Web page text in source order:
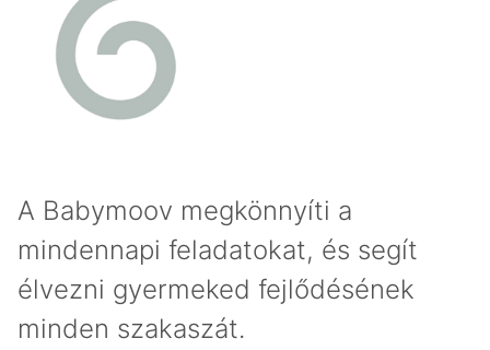
A Babymoov megkönnyíti a
mindennapi feladatokat, és segít
élvezni gyermeked fejlődésének
minden szakaszát.